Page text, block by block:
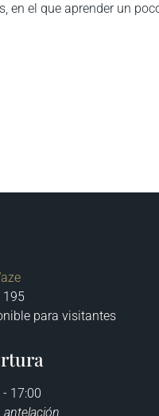
en el que aprender un
195
para visitantes
- 17:00
antelación